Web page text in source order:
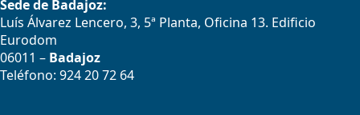
Sede de Badajoz:
Luís Álvarez Lencero, 3, 5ª Planta, Oficina 13. Edificio
Eurodom
06011 – Badajoz
Teléfono: 924 20 72 64